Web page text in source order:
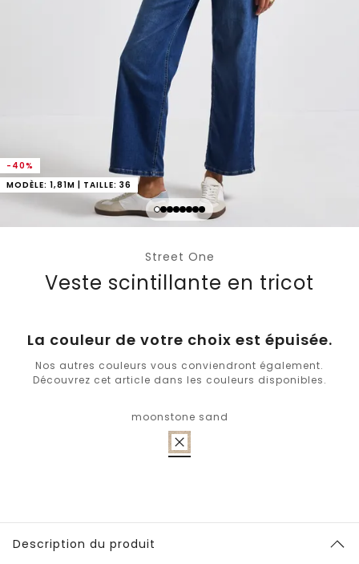
-40%
MODÈLE: 1,81M | TAILLE: 36
Street One
Veste scintillante en tricot
La couleur de votre choix est épuisée.
Nos autres couleurs vous conviendront également.
Découvrez cet article dans les couleurs disponibles.
moonstone sand
Description du produit